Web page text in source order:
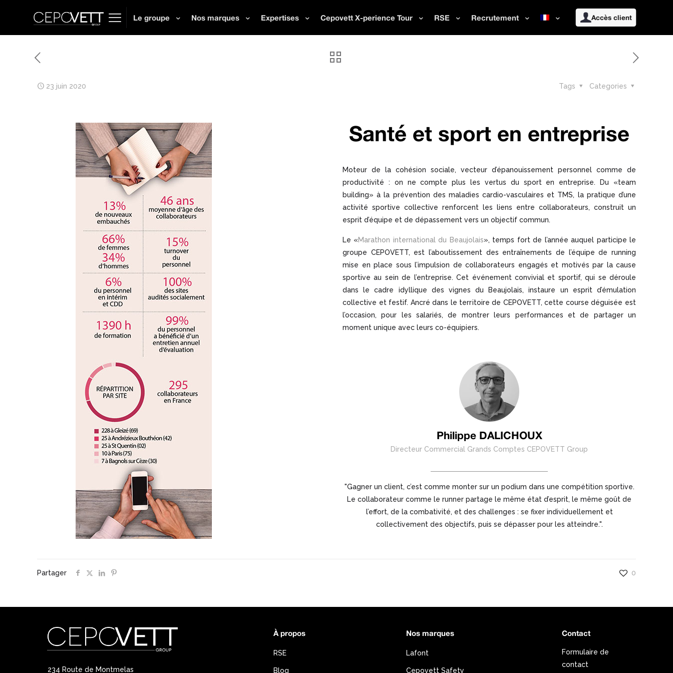
Le groupe Nos marques Expertises Cepovett X-perience Tour RSE Recrutement Accès client
23 juin 2020 Categories
Tags
Santé et sport en entreprise
Moteur de la cohésion sociale, vecteur d’épanouissement personnel comme de
productivité : on ne compte plus les vertus du sport en entreprise. Du «team
building» à la prévention des maladies cardio-vasculaires et TMS, la pratique d’une
activité sportive collective renforcent les liens entre collaborateurs, construit un
esprit d’équipe et de dépassement vers un objectif commun.
Le «Marathon international du Beaujolais», temps fort de l’année auquel participe le
groupe CEPOVETT, est l’aboutissement des entraînements de l’équipe de running
mise en place sous l’impulsion de collaborateurs engagés et motivés par la cause
sportive au sein de l’entreprise. Cet événement convivial et sportif, qui se déroule
dans le cadre idyllique des vignes du Beaujolais, instaure un esprit d’émulation
collective et festif. Ancré dans le territoire de CEPOVETT, cette course déguisée est
l’occasion, pour les salariés, de montrer leurs performances et de partager un
moment unique avec leurs co-équipiers.
Philippe DALICHOUX
Directeur Commercial Grands Comptes CEPOVETT Group
"Gagner un client, c’est comme monter sur un podium dans une compétition sportive.
Le collaborateur comme le runner partage le même état d’esprit, le même goût de
l’effort, de la combativité, et des challenges : se fixer individuellement et
collectivement des objectifs, puis se dépasser pour les atteindre.".
Partager 0
234 Route de Montmelas
À propos
RSE
Blog
Nos marques
Lafont
Cepovett Safety
Contact
Formulaire de
contact